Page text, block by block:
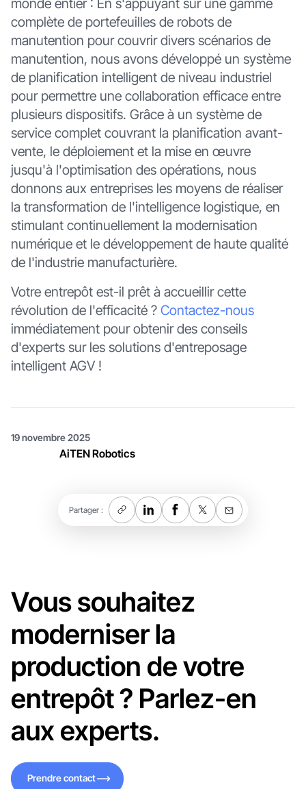
monde entier : En s'appuyant sur une gamme
complète de portefeuilles de robots de
manutention pour couvrir divers scénarios de
manutention, nous avons développé un système
de planification intelligent de niveau industriel
pour permettre une collaboration efficace entre
plusieurs dispositifs. Grâce à un système de
service complet couvrant la planification avant-
vente, le déploiement et la mise en œuvre
jusqu'à l'optimisation des opérations, nous
donnons aux entreprises les moyens de réaliser
la transformation de l'intelligence logistique, en
stimulant continuellement la modernisation
numérique et le développement de haute qualité
de l'industrie manufacturière.
Votre entrepôt est-il prêt à accueillir cette
révolution de l'efficacité ? Contactez-nous
immédiatement pour obtenir des conseils
d'experts sur les solutions d'entreposage
intelligent AGV !
19 novembre 2025
AiTEN Robotics
Partager :
Vous souhaitez
moderniser la
production de votre
entrepôt ? Parlez-en
aux experts.
Prendre contact